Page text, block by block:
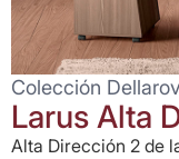
Colección
Larus Alta
Alta Dirección 2 de